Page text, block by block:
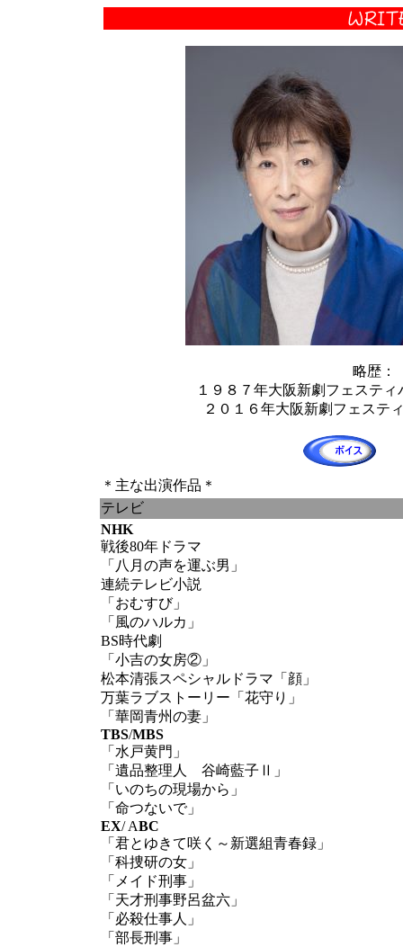
略歴：
１９８７年大阪新劇フェステ
２０１６年大阪新劇フェステ
＊主な出演作品＊
テレビ
NHK
戦後80年ドラマ
「八月の声を運ぶ男」
連続テレビ小説
「おむすび」
「風のハルカ」
BS時代劇
「小吉の女房②」
松本清張スペシャルドラマ「顔」
万葉ラブストーリー「花守り」
「華岡青州の妻」
TBS/MBS
「水戸黄門」
「遺品整理人 谷崎藍子Ⅱ」
「いのちの現場から」
「命つないで」
EX/ ABC
「君とゆきて咲く～新選組青春録」
「科捜研の女」
「メイド刑事」
「天才刑事野呂盆六」
「必殺仕事人」
「部長刑事」